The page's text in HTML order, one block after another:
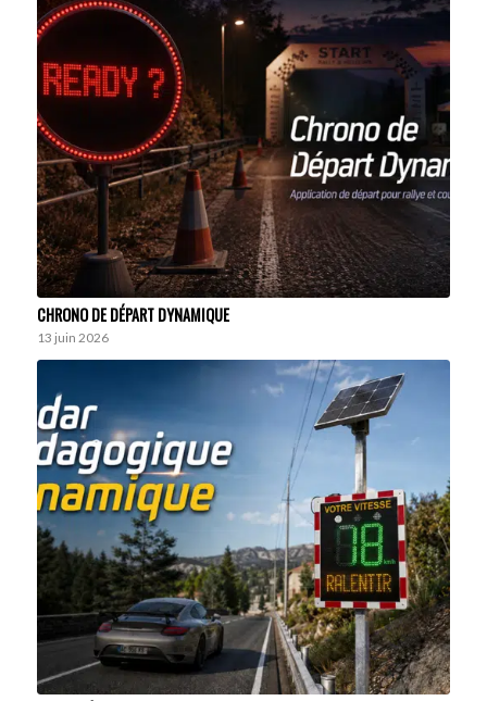
CHRONO DE DÉPART DYNAMIQUE
13 juin 2026